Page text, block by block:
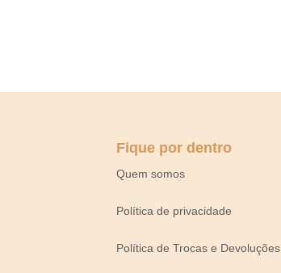
Fique por dentro
Quem somos
Política de privacidade
Política de Trocas e Devoluções